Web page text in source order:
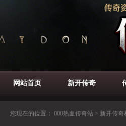
网站首页 新开传奇
您现在的位置： 000热血传奇站 > 新开传奇